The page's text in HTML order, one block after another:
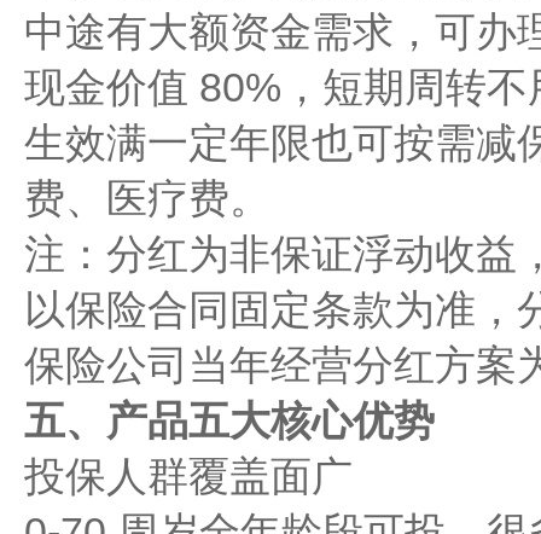
中途有大额资金需求，可办
现金价值 80%，短期周转
生效满一定年限也可按需减
费、医疗费。
注：分红为非保证浮动收益
以保险合同固定条款为准，
保险公司当年经营分红方案
五、产品五大核心优势
投保人群覆盖面广